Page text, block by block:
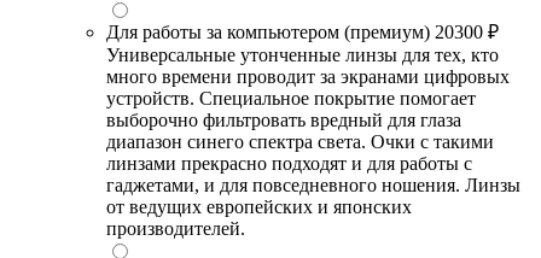
Для работы за компьютером (премиум) 20300 ₽
Универсальные утонченные линзы для тех, кто
много времени проводит за экранами цифровых
устройств. Специальное покрытие помогает
выборочно фильтровать вредный для глаза
диапазон синего спектра света. Очки с такими
линзами прекрасно подходят и для работы с
гаджетами, и для повседневного ношения. Линзы
от ведущих европейских и японских
производителей.